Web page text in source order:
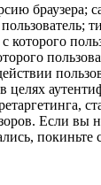
браузера;
которого
целях
Если вы
покиньте